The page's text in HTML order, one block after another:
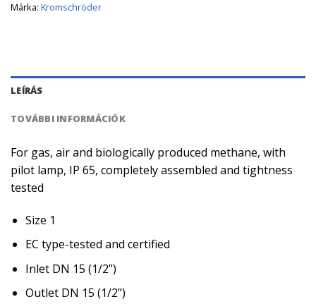
Márka: Kromschröder
LEÍRÁS
TOVÁBBI INFORMÁCIÓK
For gas, air and biologically produced methane, with
pilot lamp, IP 65, completely assembled and tightness
tested
Size 1
EC type-tested and certified
Inlet DN 15 (1/2”)
Outlet DN 15 (1/2”)